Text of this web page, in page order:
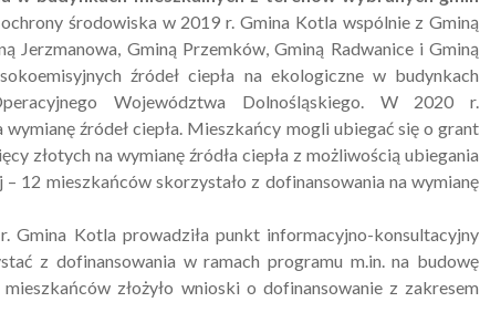
środowiska w 2019 r. Gmina Kotla wspólnie z Gminą
Jerzmanowa, Gminą Przemków, Gminą Radwanice i Gminą
źródeł ciepła na ekologiczne w budynkach
Województwa Dolnośląskiego. W 2020 r.
źródeł ciepła. Mieszkańcy mogli ubiegać się o grant
złotych na wymianę źródła ciepła z możliwością ubiegania
12 mieszkańców skorzystało z dofinansowania na wymianę
Gmina Kotla prowadziła punkt informacyjno-konsultacyjny
z dofinansowania w ramach programu m.in. na budowę
złożyło wnioski o dofinansowanie z zakresem